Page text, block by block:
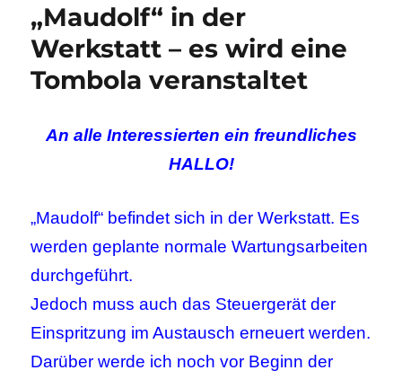
„Maudolf“ in der
Werkstatt – es wird eine
Tombola veranstaltet
An alle Interessierten ein freundliches
HALLO!
„Maudolf“ befindet sich in der Werkstatt. Es
werden geplante normale Wartungsarbeiten
durchgeführt.
Jedoch muss auch das Steuergerät der
Einspritzung im Austausch erneuert werden.
Darüber werde ich noch vor Beginn der